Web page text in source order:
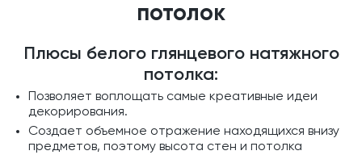
потолок
Плюсы белого глянцевого натяжного
потолка:
Позволяет воплощать самые креативные идеи
декорирования.
Создает объемное отражение находящихся внизу
предметов, поэтому высота стен и потолка